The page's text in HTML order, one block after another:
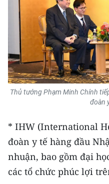
Thủ tướng Phạm Minh Chính
đoàn
* IHW (International
đoàn y tế hàng đầu
nhuận, bao gồm đại
các tổ chức phúc lợi